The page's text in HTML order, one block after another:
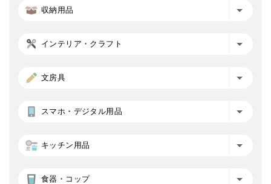
収納用品
インテリア・クラフト
文房具
スマホ・デジタル用品
キッチン用品
食器・コップ